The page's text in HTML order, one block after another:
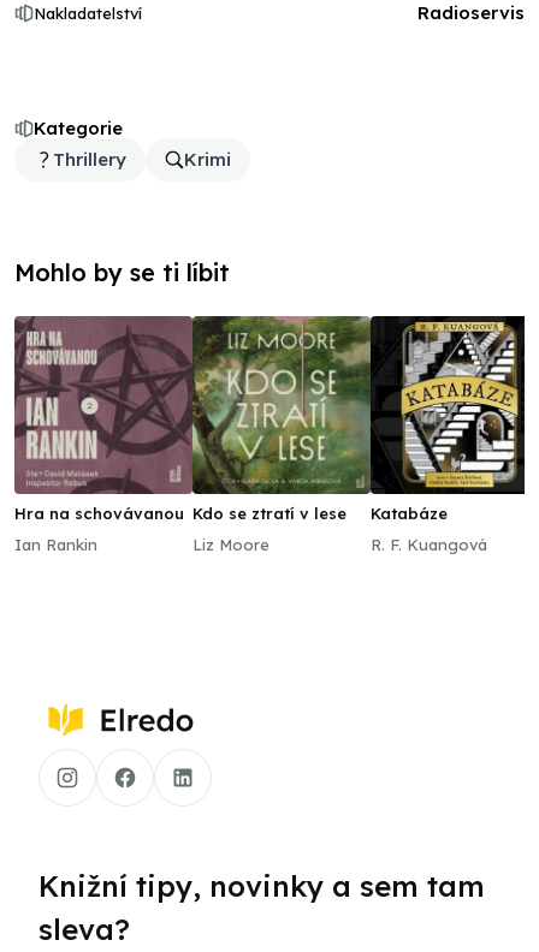
Kategorie
Thrillery
Krimi
Nakladatelství Radioservis
Mohlo by se ti líbit
Hra na schovávanou
Ian Rankin
Kdo se ztratí v lese
Liz Moore
Katabáze
R. F. Kuangová
Knižní tipy, novinky a sem tam
sleva?